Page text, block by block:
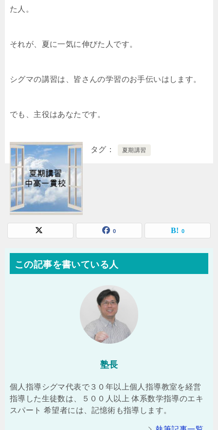
た人。
それが、夏に一気に伸びた人です。
シグマの講習は、皆さんの学習のお手伝いはします。
でも、主役はあなたです。
タグ 夏期講習
0 0
この記事を書いている人
塾長
個人指導シグマ代表で３０年以上個人指導教室を経営
指導した生徒数は、５００人以上 体系数学指導のエキ
スパート 希望者には、記憶術も指導します。